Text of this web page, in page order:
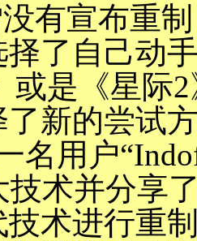
有宣布重
择了自己动
或是《星际
新的尝试
名用户
技术并分享
术进行重